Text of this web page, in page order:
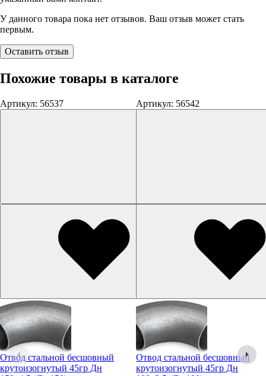
У данного товара пока нет отзывов. Ваш отзыв может стать
первым.
Оставить отзыв
Похожие товары в каталоге
Артикул: 56537
Отвод стальной бесшовный
крутоизогнутый 45гр Дн
Артикул: 56542
Отвод стальной бесшовный
крутоизогнутый 45гр Дн